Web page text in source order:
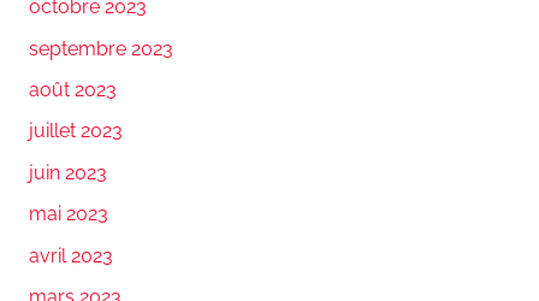
octobre 2023
septembre 2023
août 2023
juillet 2023
juin 2023
mai 2023
avril 2023